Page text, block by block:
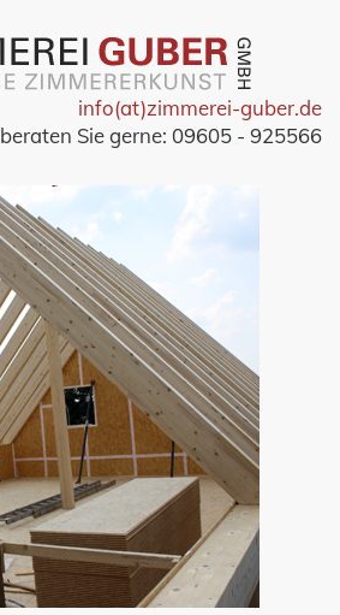
info(at)zimmerei-guber.de
Sie gerne: 09605 - 925566